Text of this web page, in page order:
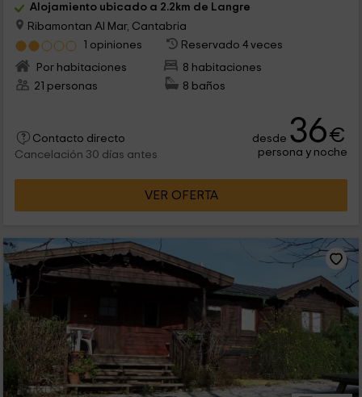
Alojamiento ubicado a 2.2km de Langre
Ribamontan Al Mar, Cantabria
1 opiniones
Reservado 4 veces
Por habitaciones
8 habitaciones
21 personas
8 baños
Contacto directo
Cancelación 30 días antes
desde 36€
persona y noche
VER OFERTA